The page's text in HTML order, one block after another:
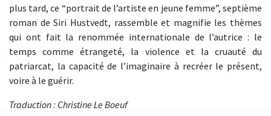
plus tard, ce “portrait de l’artiste en jeune femme”, septième
roman de Siri Hustvedt, rassemble et magnifie les thèmes
qui ont fait la renommée internationale de l’autrice : le
temps comme étrangeté, la violence et la cruauté du
patriarcat, la capacité de l’imaginaire à recréer le présent,
voire à le guérir.
Traduction : Christine Le Boeuf